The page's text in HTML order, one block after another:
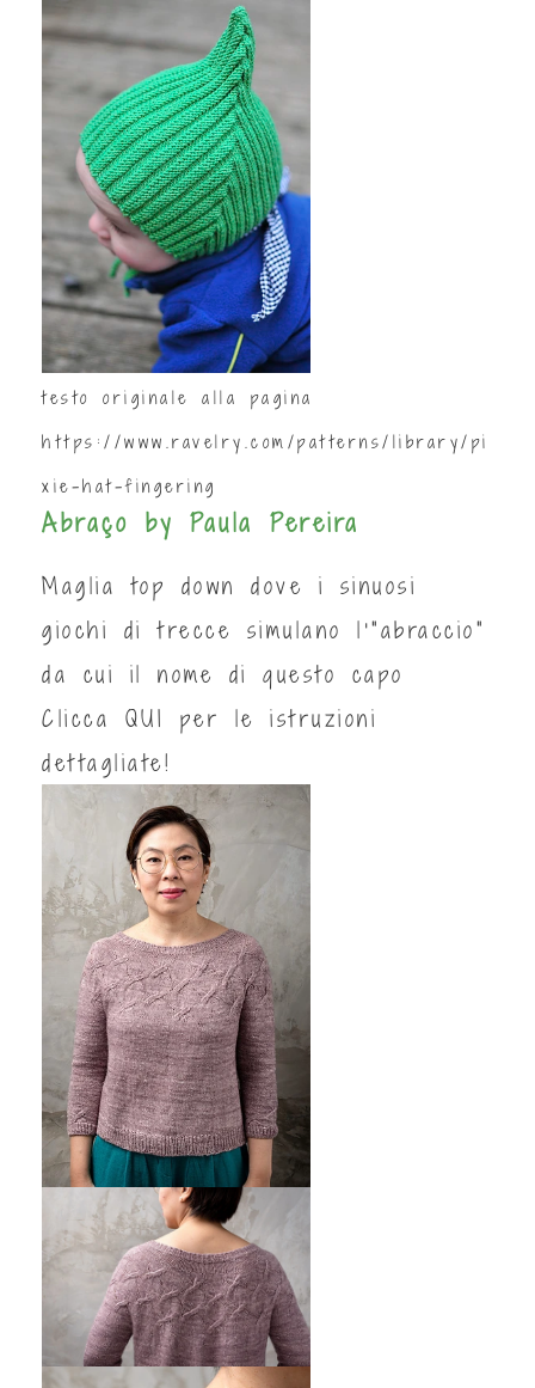
testo originale alla pagina
https://www.ravelry.com/patterns/library/pi
xie-hat-fingering
Abraço by Paula Pereira
Maglia top down dove i sinuosi
giochi di trecce simulano l'"abraccio"
da cui il nome di questo capo
Clicca QUI
per le istruzioni
dettagliate!